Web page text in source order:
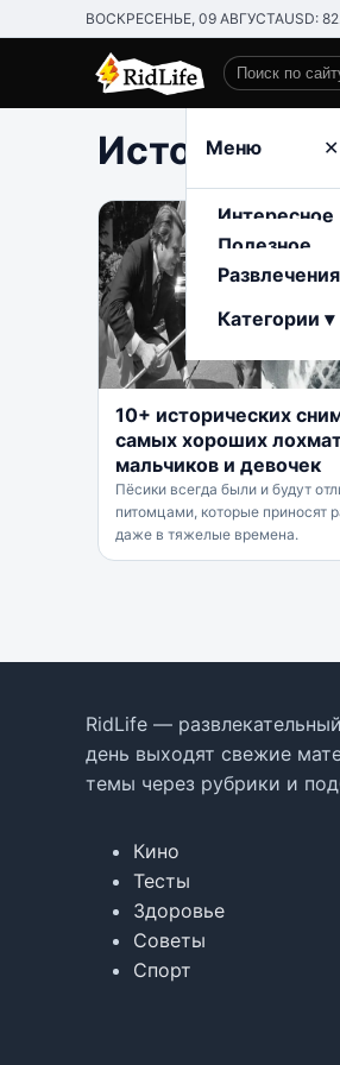
ВОСКРЕСЕНЬЕ, 09 АВГУСТАUSD:
Поиск по
Меню ✕
Интересное
Полезное
Развлечения
Категории ▾
10+ исторических
самых хороших
мальчиков и девочек
Пёсики всегда были и будут
питомцами, которые приносят
даже в тяжелые времена.
RidLife —
день выходят свежие
темы через рубрики и
Кино
Тесты
Здоровье
Советы
Спорт